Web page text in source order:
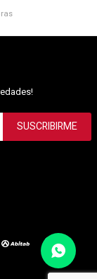
SUSCRIBIRME